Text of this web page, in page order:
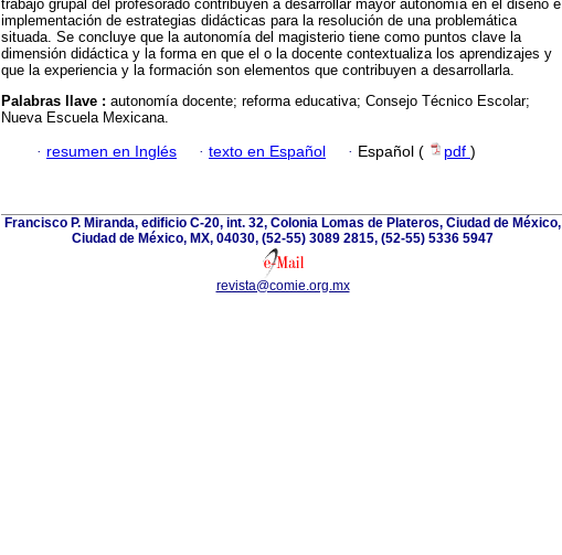
trabajo grupal del profesorado contribuyen a desarrollar mayor autonomía en el diseño e
implementación de estrategias didácticas para la resolución de una problemática
situada. Se concluye que la autonomía del magisterio tiene como puntos clave la
dimensión didáctica y la forma en que el o la docente contextualiza los aprendizajes y
que la experiencia y la formación son elementos que contribuyen a desarrollarla.
Palabras llave : autonomía docente; reforma educativa; Consejo Técnico Escolar;
Nueva Escuela Mexicana.
· resumen en Inglés · texto en Español · Español ( pdf )
Francisco P. Miranda, edificio C-20, int. 32, Colonia Lomas de Plateros, Ciudad de México,
Ciudad de México, MX, 04030, (52-55) 3089 2815, (52-55) 5336 5947
revista@comie.org.mx